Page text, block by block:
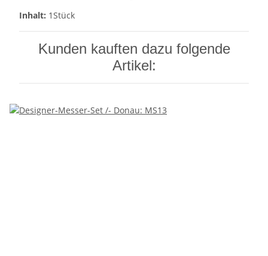
Inhalt: 1Stück
Kunden kauften dazu folgende
Artikel: